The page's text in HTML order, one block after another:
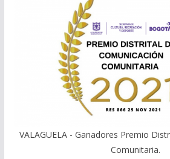
VALAGUELA - Ganadores Premio
Comunitaria.